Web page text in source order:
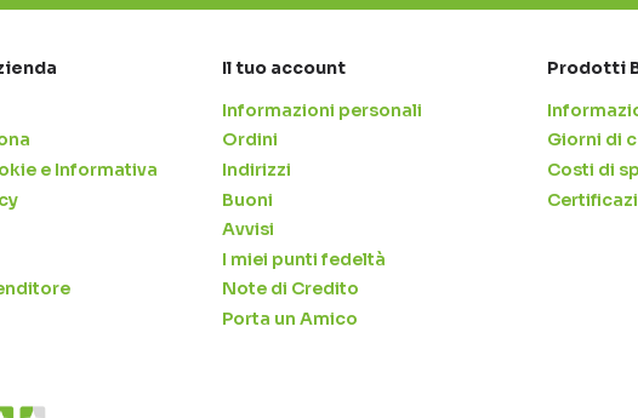
e Informativa
Il tuo account
Informazioni personali
Ordini
Indirizzi
Buoni
Avvisi
I miei punti fedeltà
Note di Credito
Porta un Amico
Prodotti
Giorni di
Costi di